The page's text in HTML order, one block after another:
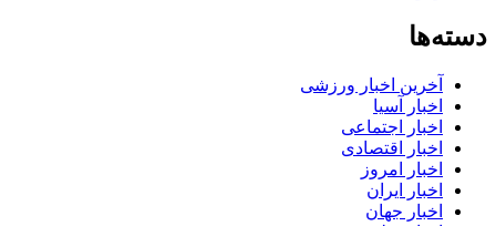
دسته‌ها
آخرین اخبار ورزشی
اخبار آسیا
اخبار اجتماعی
اخبار اقتصادی
اخبار امروز
اخبار ایران
اخبار جهان